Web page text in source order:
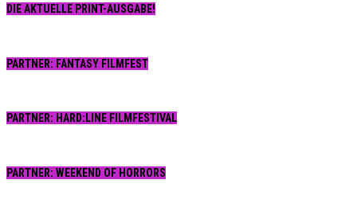
DIE AKTUELLE PRINT-AUSGABE!
PARTNER: FANTASY FILMFEST
PARTNER: HARD:LINE FILMFESTIVAL
PARTNER: WEEKEND OF HORRORS